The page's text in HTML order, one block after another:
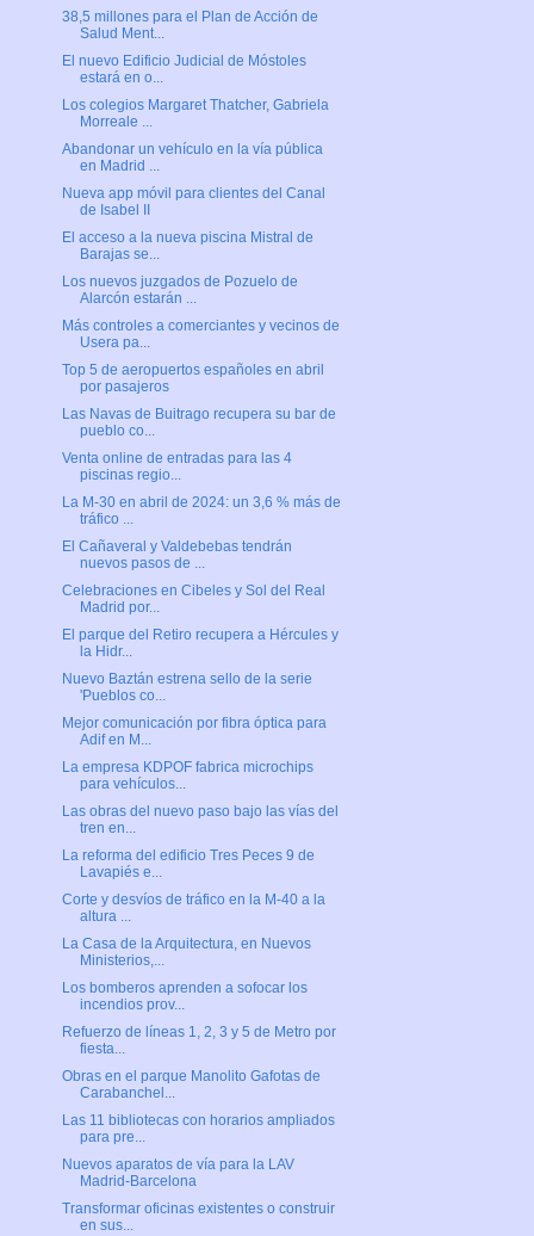
38,5 millones para el Plan de Acción de
Salud Ment...
El nuevo Edificio Judicial de Móstoles
estará en o...
Los colegios Margaret Thatcher, Gabriela
Morreale ...
Abandonar un vehículo en la vía pública
en Madrid ...
Nueva app móvil para clientes del Canal
de Isabel II
El acceso a la nueva piscina Mistral de
Barajas se...
Los nuevos juzgados de Pozuelo de
Alarcón estarán ...
Más controles a comerciantes y vecinos de
Usera pa...
Top 5 de aeropuertos españoles en abril
por pasajeros
Las Navas de Buitrago recupera su bar de
pueblo co...
Venta online de entradas para las 4
piscinas regio...
La M-30 en abril de 2024: un 3,6 % más de
tráfico ...
El Cañaveral y Valdebebas tendrán
nuevos pasos de ...
Celebraciones en Cibeles y Sol del Real
Madrid por...
El parque del Retiro recupera a Hércules y
la Hidr...
Nuevo Baztán estrena sello de la serie
'Pueblos co...
Mejor comunicación por fibra óptica para
Adif en M...
La empresa KDPOF fabrica microchips
para vehículos...
Las obras del nuevo paso bajo las vías del
tren en...
La reforma del edificio Tres Peces 9 de
Lavapiés e...
Corte y desvíos de tráfico en la M-40 a la
altura ...
La Casa de la Arquitectura, en Nuevos
Ministerios,...
Los bomberos aprenden a sofocar los
incendios prov...
Refuerzo de líneas 1, 2, 3 y 5 de Metro por
fiesta...
Obras en el parque Manolito Gafotas de
Carabanchel...
Las 11 bibliotecas con horarios ampliados
para pre...
Nuevos aparatos de vía para la LAV
Madrid-Barcelona
Transformar oficinas existentes o construir
en sus...